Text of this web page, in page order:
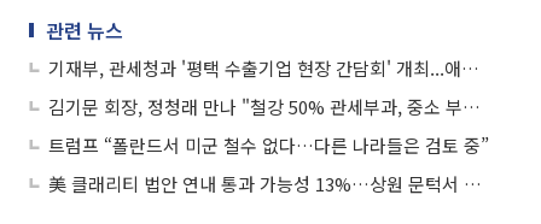
관련 뉴스
기재부, 관세청과 '평택 수출기업 현장 간담회' 개최...애로사항 청취
김기문 회장, 정청래 만나 "철강 50% 관세부과, 중소 부품 업체 피해 없어야"
트럼프 “폴란드서 미군 철수 없다…다른 나라들은 검토 중”
美 클래리티 법안 연내 통과 가능성 13%…상원 문턱서 제동